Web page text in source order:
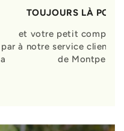
TOUJOURS LÀ
et votre petit
à notre service clients
de Montpellier